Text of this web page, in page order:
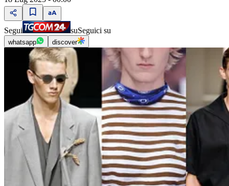
Segui suSeguici su
whatsapp discover